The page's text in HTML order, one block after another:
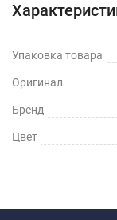
Упаковка товара
Оригинал
Бренд
Цвет